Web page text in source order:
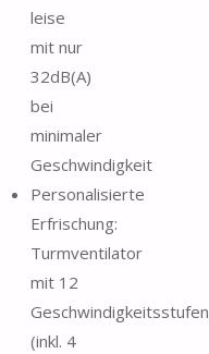
leise
mit nur
32dB(A)
bei
minimaler
Geschwindigkeit
Personalisierte
Erfrischung:
Turmventilator
mit 12
Geschwindigkeitsstufen
(inkl. 4